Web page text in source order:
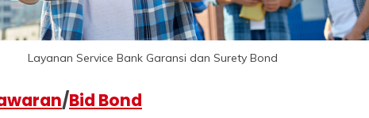
Layanan Service Bank Garansi dan Surety Bond
/Bid Bond